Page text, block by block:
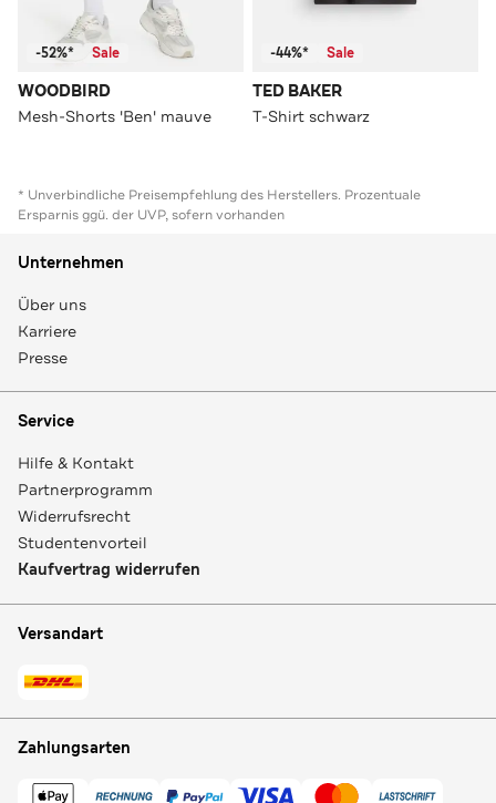
-52%* Sale
WOODBIRD
Mesh-Shorts 'Ben' mauve
-44%* Sale
TED BAKER
T-Shirt schwarz
* Unverbindliche Preisempfehlung des Herstellers. Prozentuale
Ersparnis ggü. der UVP, sofern vorhanden
Unternehmen
Über uns
Karriere
Presse
Service
Hilfe & Kontakt
Partnerprogramm
Widerrufsrecht
Studentenvorteil
Kaufvertrag widerrufen
Versandart
Zahlungsarten